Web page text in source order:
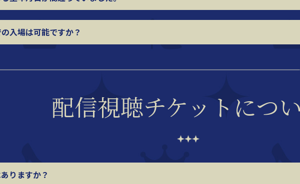
入場は可能ですか？
配信視聴チケットにつ
りますか？